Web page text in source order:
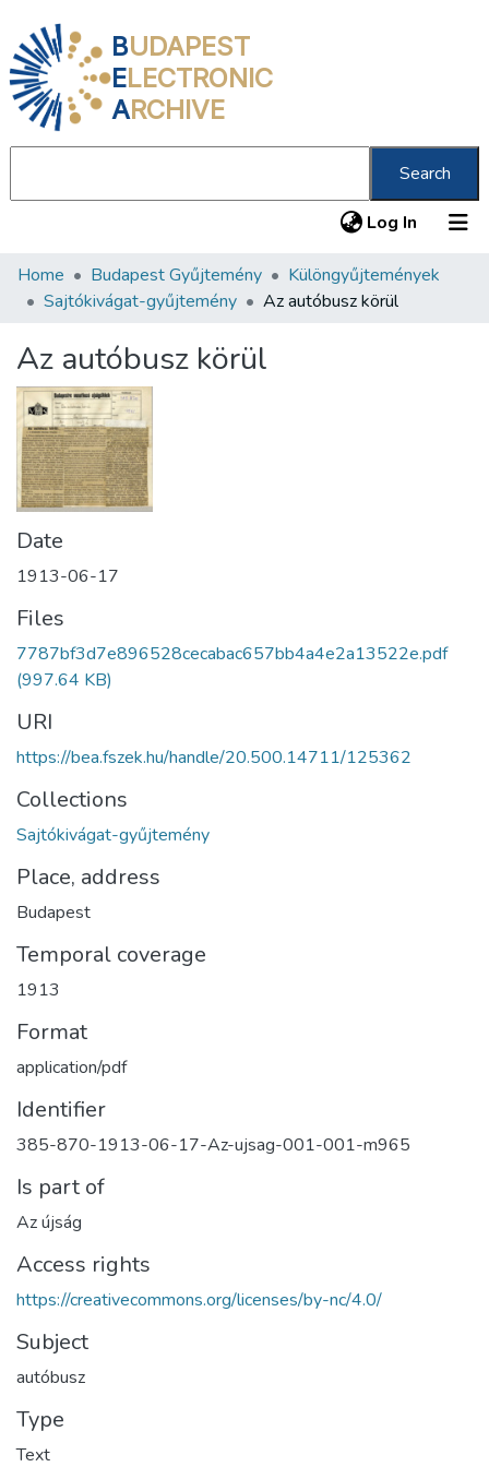
BUDAPEST
ELECTRONIC
ARCHIVE
Search
Log In (current)
Communities & Collections
Statistics
About us
Home Budapest Gyűjtemény
Különgyűjtemények
Sajtókivágat-gyűjtemény
Az autóbusz körül
Az autóbusz körül
Date
1913-06-17
Files
7787bf3d7e896528cecabac657bb4a4e2a13522e.pdf
(997.64 KB)
URI
https://bea.fszek.hu/handle/20.500.14711/125362
Collections
Sajtókivágat-gyűjtemény
Place, address
Budapest
Temporal coverage
1913
Format
application/pdf
Identifier
385-870-1913-06-17-Az-ujsag-001-001-m965
Is part of
Az újság
Access rights
https://creativecommons.org/licenses/by-nc/4.0/
Subject
autóbusz
Type
Text